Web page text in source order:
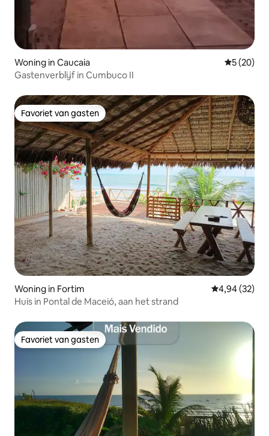
Woning in Caucaia
5 (20)
Gastenverblijf in Cumbuco II
Favoriet van gasten
Favoriet van gasten
Woning in Fortim Gemiddelde
4,94 (32)
Huis in Pontal de Maceió, aan het strand
Favoriet van gasten
Favoriet van gasten